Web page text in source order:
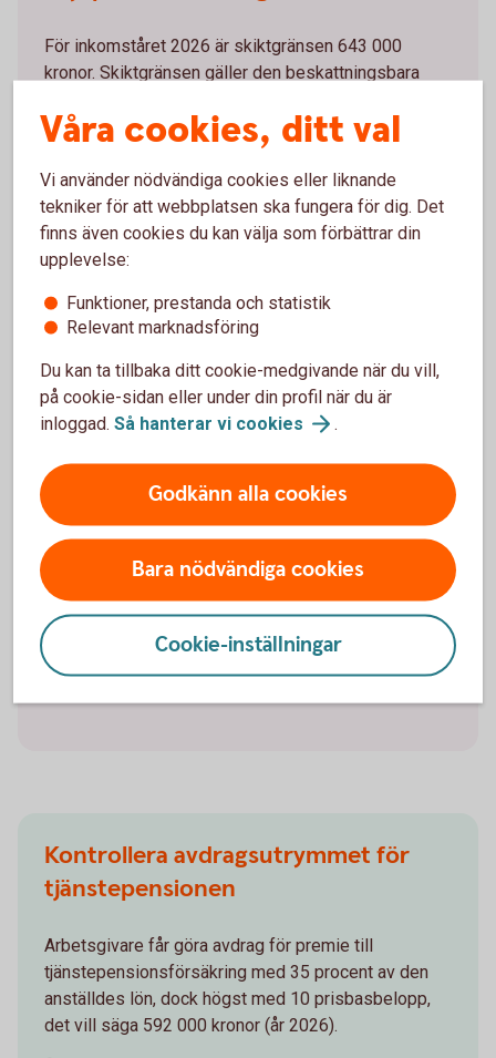
För inkomståret 2026 är skiktgränsen 643 000
kronor. Skiktgränsen gäller den beskattningsbara
efter att grundavdraget har dragits bort.
För att underlätta beräkningen av hur stora inkomster
du kan ha innan den statliga inkomstskatten tas ut,
kan du utgå från den så kallade brytpunkten.
Brytpunkten är gränsen för uttag av statlig
inkomstskatt före grundavdraget. Det finns två
brytpunkter. En för dig som inte har fyllt 66 år vid
årets ingång och en för dig som är 66 år vid årets
Du som inte har fyllt 66 år vid årets ingång kan ha en
total årsinkomst på 660 400 kronor (643 000 + 17
vilket motsvarar en månadslön på 55 033 kronor.
Du som har fyllt 66 år vid årets ingång kan ha en total
årsinkomst på 760 500 kronor innan den statliga
inkomstskatten tas ut vilket motsvarar en månadslön
på 63 375 kronor. Att du som har fyllt 66 år vid årets
ingång har högre brytpunkter beror på att
grundavdraget är högre.
Kontrollera avdragsutrymmet för
tjänstepensionen
Arbetsgivare får göra avdrag för premie till
tjänstepensionsförsäkring med 35 procent av den
anställdes lön, dock högst med 10 prisbasbelopp,
det vill säga 592 000 kronor (år 2026).
Våra cookies, ditt val
Vi använder nödvändiga cookies eller liknande
tekniker för att webbplatsen ska fungera för dig. Det
finns även cookies du kan välja som förbättrar din
upplevelse:
Funktioner, prestanda och statistik
Relevant marknadsföring
Du kan ta tillbaka ditt cookie-medgivande när du vill,
på cookie-sidan eller under din profil när du är
inloggad. Så hanterar vi cookies .
Godkänn alla cookies
Bara nödvändiga cookies
Cookie-inställningar